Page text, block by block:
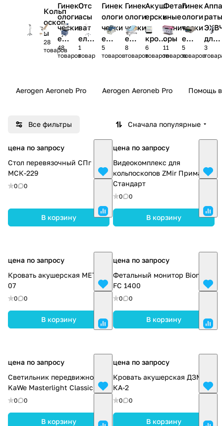
Кольп
оскоп
ы
28
товаров
Гинек
ологи
чески
е
кресл
а
48
товаров
Отс
асы
ват
ели
гине
кол
ие
1
товар
Гинек
ологи
чески
е
свети
льник
5
товаров
Гинек
ологи
чески
е
столы
8
товаров
Акуш
ерски
е
крова
ти
6
товаров
Фетал
ьные
монит
оры
11
товаров
Гинек
ологи
чески
е
комба
йны
5
товаров
Аппа
раты
для
гине
коло
3
Aerogen Aeroneb Pro Aerogen Aeroneb Pro Помощь
Все фильтры Сначала популярные
цена по запросу
Стол перевязочный СПг
МСК-229
0 0
В корзину
цена по запросу
Видеокомплекс для
кольпоскопов ZMir Прима К
Стандарт
0 0
В корзину
цена по запросу
Кровать акушерская МЕТ КЕ
07
0 0
В корзину
цена по запросу
Фетальный монитор Bionet
FC 1400
0 0
В корзину
цена по запросу
Светильник передвижной
KaWe Masterlight Classic
0 0
В корзину
цена по запросу
Кровать акушерская ДЗМО
КА-2
0 0
В корзину